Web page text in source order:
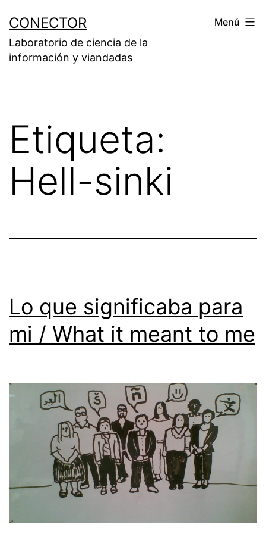
contenido
CONECTOR
Laboratorio de ciencia de la
información y viandadas
Menú
Etiqueta:
Hell-sinki
Lo que significaba para
mi / What it meant to me